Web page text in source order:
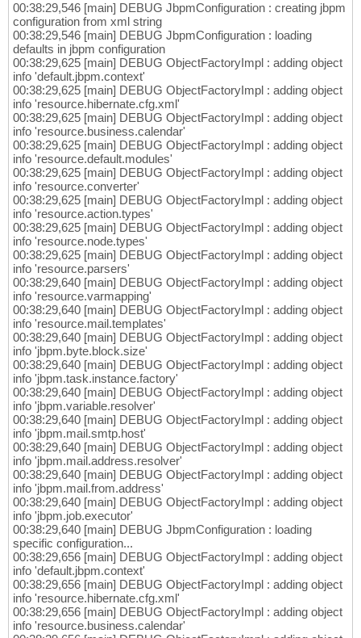
00:38:29,546 [main] DEBUG JbpmConfiguration : creating jbpm
configuration from xml string
00:38:29,546 [main] DEBUG JbpmConfiguration : loading
defaults in jbpm configuration
00:38:29,625 [main] DEBUG ObjectFactoryImpl : adding object
info 'default.jbpm.context'
00:38:29,625 [main] DEBUG ObjectFactoryImpl : adding object
info 'resource.hibernate.cfg.xml'
00:38:29,625 [main] DEBUG ObjectFactoryImpl : adding object
info 'resource.business.calendar'
00:38:29,625 [main] DEBUG ObjectFactoryImpl : adding object
info 'resource.default.modules'
00:38:29,625 [main] DEBUG ObjectFactoryImpl : adding object
info 'resource.converter'
00:38:29,625 [main] DEBUG ObjectFactoryImpl : adding object
info 'resource.action.types'
00:38:29,625 [main] DEBUG ObjectFactoryImpl : adding object
info 'resource.node.types'
00:38:29,625 [main] DEBUG ObjectFactoryImpl : adding object
info 'resource.parsers'
00:38:29,640 [main] DEBUG ObjectFactoryImpl : adding object
info 'resource.varmapping'
00:38:29,640 [main] DEBUG ObjectFactoryImpl : adding object
info 'resource.mail.templates'
00:38:29,640 [main] DEBUG ObjectFactoryImpl : adding object
info 'jbpm.byte.block.size'
00:38:29,640 [main] DEBUG ObjectFactoryImpl : adding object
info 'jbpm.task.instance.factory'
00:38:29,640 [main] DEBUG ObjectFactoryImpl : adding object
info 'jbpm.variable.resolver'
00:38:29,640 [main] DEBUG ObjectFactoryImpl : adding object
info 'jbpm.mail.smtp.host'
00:38:29,640 [main] DEBUG ObjectFactoryImpl : adding object
info 'jbpm.mail.address.resolver'
00:38:29,640 [main] DEBUG ObjectFactoryImpl : adding object
info 'jbpm.mail.from.address'
00:38:29,640 [main] DEBUG ObjectFactoryImpl : adding object
info 'jbpm.job.executor'
00:38:29,640 [main] DEBUG JbpmConfiguration : loading
specific configuration...
00:38:29,656 [main] DEBUG ObjectFactoryImpl : adding object
info 'default.jbpm.context'
00:38:29,656 [main] DEBUG ObjectFactoryImpl : adding object
info 'resource.hibernate.cfg.xml'
00:38:29,656 [main] DEBUG ObjectFactoryImpl : adding object
info 'resource.business.calendar'